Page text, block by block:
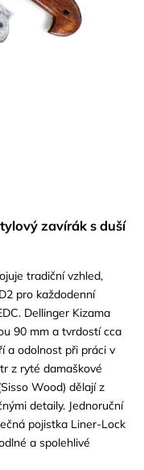
zavírák s duší
tradiční vzhled,
pro každodenní
Dellinger Kizama
90 mm a tvrdostí cca
a odolnost při práci v
z ryté damaškové
Wood) dělají z
detaily. Jednoruční
pojistka Liner-Lock
a spolehlivé